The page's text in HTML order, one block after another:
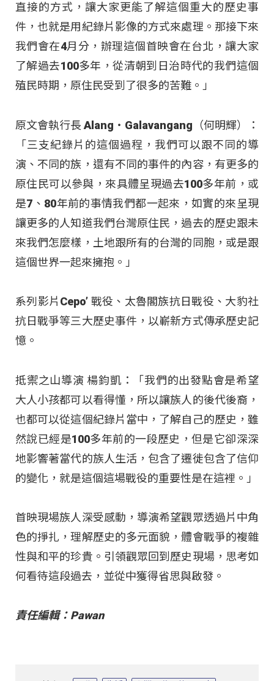
直接的方式，讓大家更能了解這個重大的歷史事
件，也就是用紀錄片影像的方式來處理。那接下來
我們會在4月分，辦理這個首映會在台北，讓大家
了解過去100多年，從清朝到日治時代的我們這個
殖民時期，原住民受到了很多的苦難。」
原文會執行長 Alang‧Galavangang（何明輝）：
「三支紀錄片的這個過程，我們可以跟不同的導
演、不同的族，還有不同的事件的內容，有更多的
原住民可以參與，來具體呈現過去100多年前，或
是7、80年前的事情我們都一起來，如實的來呈現
讓更多的人知道我們台灣原住民，過去的歷史跟未
來我們怎麼樣，土地跟所有的台灣的同胞，或是跟
這個世界一起來擁抱。」
系列影片Cepo’ 戰役、太魯閣族抗日戰役、大豹社
抗日戰爭等三大歷史事件，以嶄新方式傳承歷史記
憶。
抵禦之山導演 楊鈞凱：「我們的出發點會是希望
大人小孩都可以看得懂，所以讓族人的後代後裔，
也都可以從這個紀錄片當中，了解自己的歷史，雖
然說已經是100多年前的一段歷史，但是它卻深深
地影響著當代的族人生活，包含了遷徙包含了信仰
的變化，就是這個這場戰役的重要性是在這裡。」
首映現場族人深受感動，導演希望觀眾透過片中角
色的掙扎，理解歷史的多元面貌，體會戰爭的複雜
性與和平的珍貴。引領觀眾回到歷史現場，思考如
何看待這段過去，並從中獲得省思與啟發。
責任編輯：Pawan